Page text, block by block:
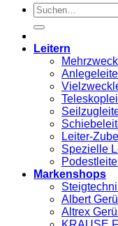
Suchen
nach:
Leitern
Leiter-
Spezielle
Markenshops
Albert
Altrex